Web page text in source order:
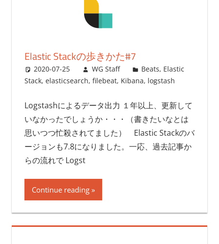
Elastic Stackの歩きかた#7
2020-07-25 WG Staff Beats, Elastic
Stack, elasticsearch, filebeat, Kibana, logstash
Logstashによるデータ出力 １年以上、更新して
いなかったでしょうか・・・（書きたいなとは
思いつつ忙殺されてました） Elastic Stackのバ
ージョンも7.8になりました。一応、過去記事か
らの流れで Logst
Continue reading